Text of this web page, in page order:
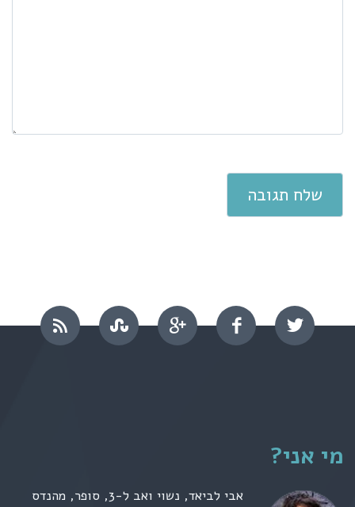
מי אני?
אבי לביאד, נשוי ואב ל-3, סופר, מהנדס